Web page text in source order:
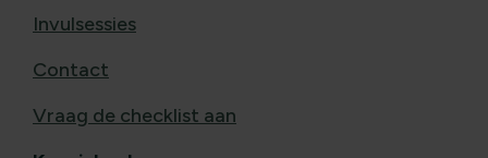
Invulsessies
Contact
Vraag de checklist aan